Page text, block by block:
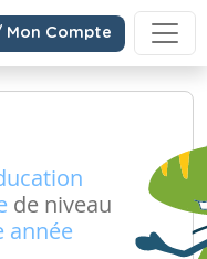
Mon Compte
de niveau
année